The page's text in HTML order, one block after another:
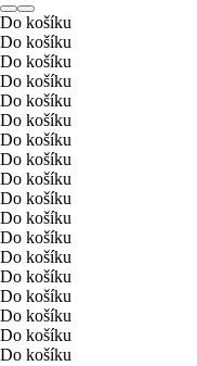
Do košíku
Do košíku
Do košíku
Do košíku
Do košíku
Do košíku
Do košíku
Do košíku
Do košíku
Do košíku
Do košíku
Do košíku
Do košíku
Do košíku
Do košíku
Do košíku
Do košíku
Do košíku